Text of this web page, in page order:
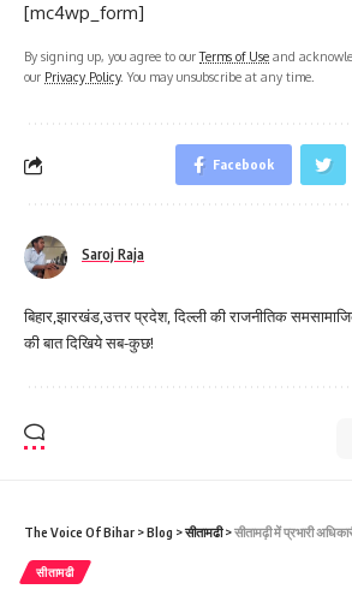
[mc4wp_form]
By signing up, you agree to ourTerms of Use and
our Privacy Policy. You may unsubscribe at any time.
Facebook
Saroj Raja
बिहार,झारखंड,उत्तर प्रदेश, दिल्ली की राजनीतिक
की बात दिखिये सब-कुछ!
The Voice Of Bihar >Blog >सीतामढी>सीतामढ़ी में प्रभारी अधिकारी
सीतामढी